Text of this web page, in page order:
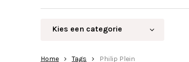
Kies een categorie
Home Tags Philip Plein